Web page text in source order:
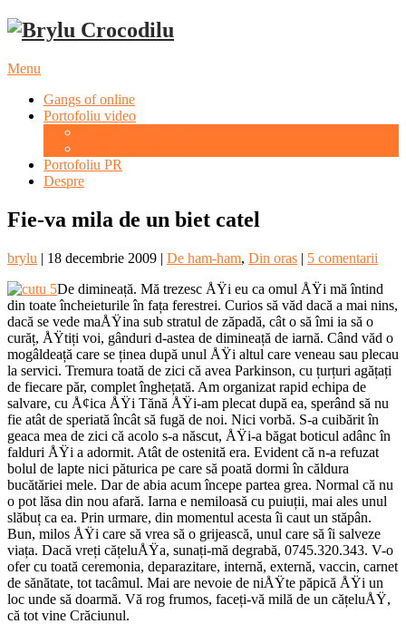
Menu
Gangs of online
Portofoliu video
Portofoliu PR
Despre
Fie-va mila de un biet catel
brylu | 18 decembrie 2009 | De ham-ham, Din oras | 5 comentarii
De dimineață. Mă trezesc ÅŸi eu ca omul ÅŸi mă întind
din toate încheieturile în fața ferestrei. Curios să văd dacă a mai nins,
dacă se vede maÅŸina sub stratul de zăpadă, cât o să îmi ia să o
curăț, ÅŸtiți voi, gânduri d-astea de dimineață de iarnă. Când văd o
mogâldeață care se ținea după unul ÅŸi altul care veneau sau plecau
la servici. Tremura toată de zici că avea Parkinson, cu țurțuri agățați
de fiecare păr, complet înghețată. Am organizat rapid echipa de
salvare, cu Å¢ica ÅŸi Tănă ÅŸi-am plecat după ea, sperând să nu
fie atât de speriată încât să fugă de noi. Nici vorbă. S-a cuibărit în
geaca mea de zici că acolo s-a născut, ÅŸi-a băgat boticul adânc în
falduri ÅŸi a adormit. Atât de ostenită era. Evident că n-a refuzat
bolul de lapte nici păturica pe care să poată dormi în căldura
bucătăriei mele. Dar de abia acum începe partea grea. Normal că nu
o pot lăsa din nou afară. Iarna e nemiloasă cu puiuții, mai ales unul
slăbuț ca ea. Prin urmare, din momentul acesta îi caut un stăpân.
Bun, milos ÅŸi care să vrea să o grijească, unul care să îi salveze
viața. Dacă vreți cățeluÅŸa, sunați-mă degrabă, 0745.320.343. V-o
ofer cu toată ceremonia, deparazitare, internă, externă, vaccin, carnet
de sănătate, tot tacâmul. Mai are nevoie de niÅŸte păpică ÅŸi un
loc unde să doarmă. Vă rog frumos, faceți-vă milă de un cățeluÅŸ,
că tot vine Crăciunul.